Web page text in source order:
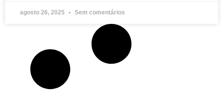
agosto 26, 2025 Sem comentários